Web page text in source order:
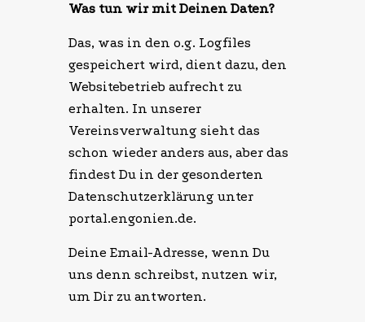
Was tun wir mit Deinen Daten?
Das, was in den o.g. Logfiles
gespeichert wird, dient dazu, den
Websitebetrieb aufrecht zu
erhalten. In unserer
Vereinsverwaltung sieht das
schon wieder anders aus, aber das
findest Du in der gesonderten
Datenschutzerklärung unter
portal.engonien.de.
Deine Email-Adresse, wenn Du
uns denn schreibst, nutzen wir,
um Dir zu antworten.